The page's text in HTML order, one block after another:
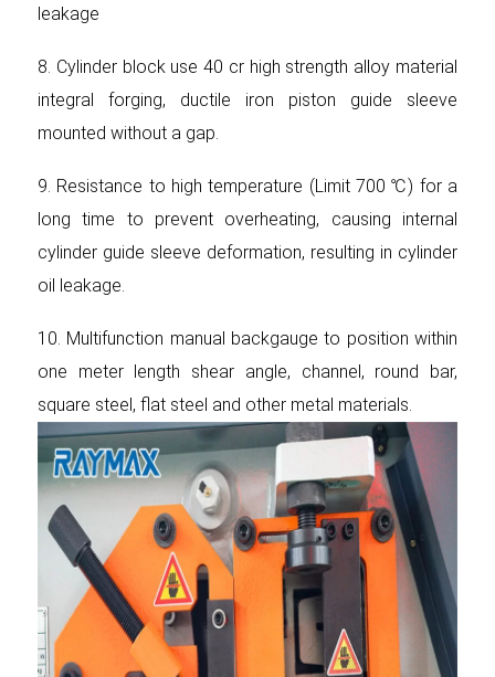
leakage
8. Cylinder block use 40 cr high strength alloy material
integral forging, ductile iron piston guide sleeve
mounted without a gap.
9. Resistance to high temperature (Limit 700 ℃) for a
long time to prevent overheating, causing internal
cylinder guide sleeve deformation, resulting in cylinder
oil leakage.
10. Multifunction manual backgauge to position within
one meter length shear angle, channel, round bar,
square steel, flat steel and other metal materials.